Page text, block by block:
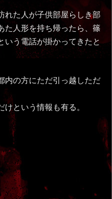
れた人が子供部屋らしき部
た人形を持ち帰ったら、篠
いう電話が掛かってきたと
内の方にただ引っ越しただ
という情報も有る。